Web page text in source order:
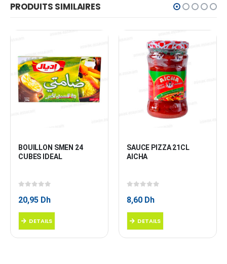
PRODUITS SIMILAIRES
BOUILLON SMEN 24
CUBES IDEAL
20,95 Dh
DETAILS
SAUCE PIZZA 21CL
AICHA
8,60 Dh
DETAILS